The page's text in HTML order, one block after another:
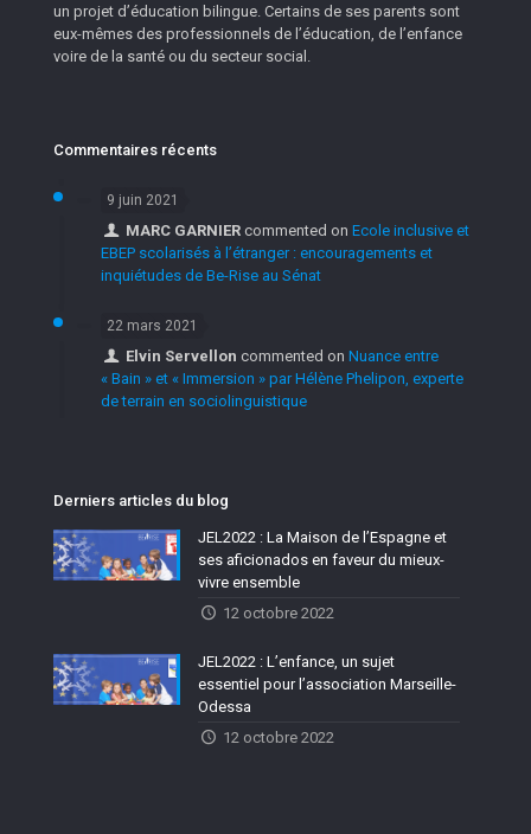
un projet d’éducation bilingue. Certains de ses parents sont
eux-mêmes des professionnels de l’éducation, de l’enfance
voire de la santé ou du secteur social.
Commentaires récents
9 juin 2021
MARC GARNIER commented onEcole inclusive et
EBEP scolarisés à l’étranger : encouragements et
inquiétudes de Be-Rise au Sénat
22 mars 2021
Elvin Servellon commented onNuance entre
« Bain » et « Immersion » par Hélène Phelipon, experte
de terrain en sociolinguistique
Derniers articles du blog
JEL2022 : La Maison de l’Espagne et
ses aficionados en faveur du mieux-
vivre ensemble
12 octobre 2022
JEL2022 : L’enfance, un sujet
essentiel pour l’association Marseille-
Odessa
12 octobre 2022